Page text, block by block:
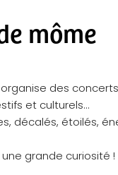
môme
organise des
et culturels…
décalés, étoilés,
grande curiosité !